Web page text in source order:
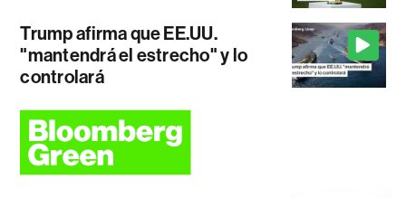
Trump afirma que EE.UU.
"mantendrá el estrecho" y lo
controlará